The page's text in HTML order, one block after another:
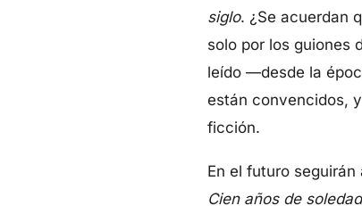
siglo. ¿Se acuerdan
solo por los guiones
leído —desde la
están convencidos,
ficción.
En el futuro
Cien años de